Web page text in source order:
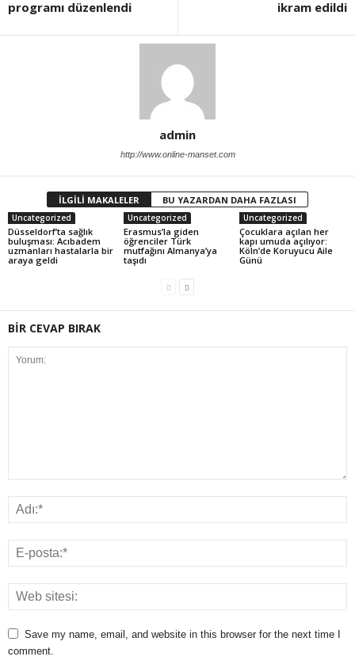
programı düzenlendi ikram edildi
admin
http://www.online-manset.com
İLGİLİ MAKALELER BU YAZARDAN DAHA FAZLASI
Uncategorized
Düsseldorf’ta sağlık
buluşması: Acıbadem
uzmanları hastalarla bir
araya geldi
Uncategorized
Erasmus’la giden
öğrenciler Türk
mutfağını Almanya’ya
taşıdı
Uncategorized
Çocuklara açılan her
kapı umuda açılıyor:
Köln’de Koruyucu Aile
Günü
BİR CEVAP BIRAK
Save my name, email, and website in this browser for the next time I
comment.